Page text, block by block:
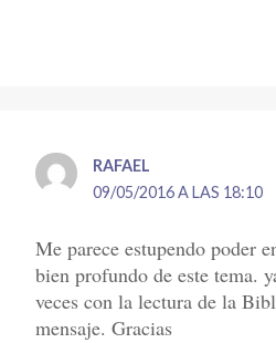
RAFAEL
09/05/2016 A LAS 18:10
Me parece estupendo poder
bien profundo de este tema.
veces con la lectura de la
mensaje. Gracias